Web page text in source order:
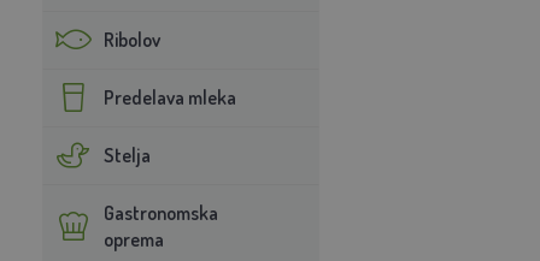
Ribolov
Predelava mleka
Stelja
Gastronomska
oprema